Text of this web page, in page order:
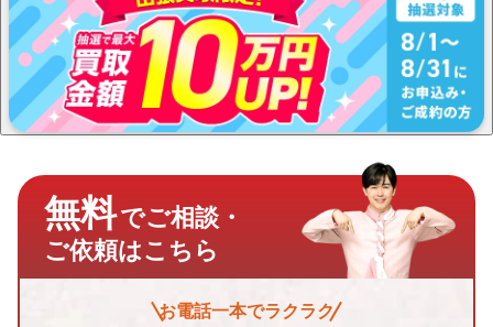
無料でご相談・
ご依頼はこちら
お電話一本でラクラク